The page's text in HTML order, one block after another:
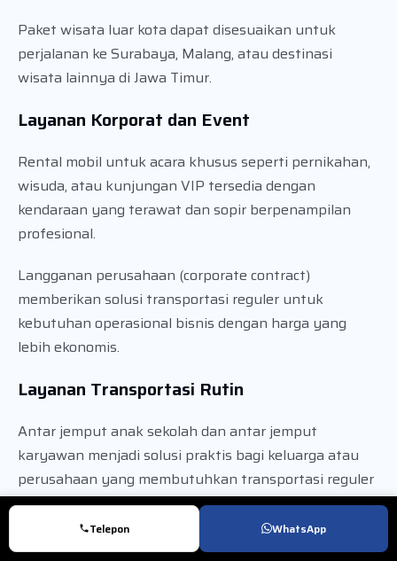
Paket wisata luar kota dapat disesuaikan untuk
perjalanan ke Surabaya, Malang, atau destinasi
wisata lainnya di Jawa Timur.
Layanan Korporat dan Event
Rental mobil untuk acara khusus seperti pernikahan,
wisuda, atau kunjungan VIP tersedia dengan
kendaraan yang terawat dan sopir berpenampilan
profesional.
Langganan perusahaan (corporate contract)
memberikan solusi transportasi reguler untuk
kebutuhan operasional bisnis dengan harga yang
lebih ekonomis.
Layanan Transportasi Rutin
Antar jemput anak sekolah dan antar jemput
karyawan menjadi solusi praktis bagi keluarga atau
perusahaan yang membutuhkan transportasi reguler
dengan jadwal tetap dan route yang konsisten.
Target Pengguna Kanaya
Telepon WhatsApp